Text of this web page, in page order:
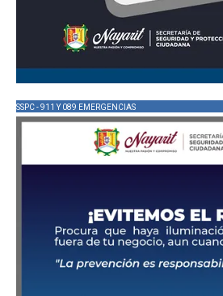
SSPC - 911 Y 089 EMERGENCIAS